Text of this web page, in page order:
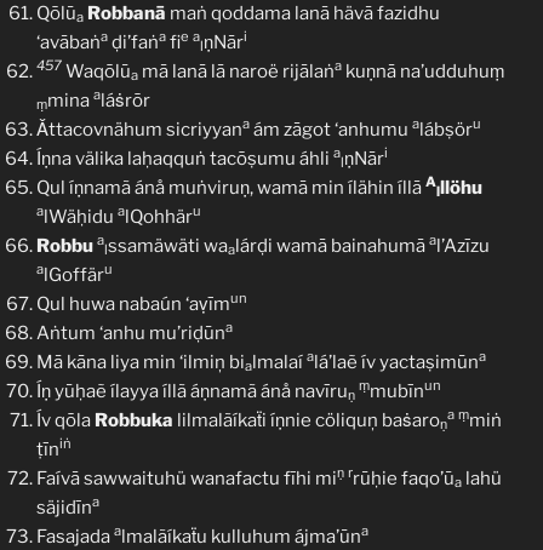
Qōlūa Robbanā maṅ qoddama lanā hävā fazidhu
‘avābaṅa ḍi’faṅa fie a
lṇNāri
457 Waqōlūa mā lanā lā naroë rijālaṅa kuṇnā na’udduhuṃ
ṃmina aláṡrōr
Ǎttacovnähum sicriyyana ám zāgot ‘anhumu alábṣöru
Íṇna välika laḥaqquṅ tacōṣumu áhli a
lṇNāri
Qul íṇnamã ánå muṅviruṇ, wamā min ílähin íllā A
lllöhu
alWäḥidu alQohhäru
Robbu a
lssamäwäti waalárḍi wamā bainahumā al’Azīzu
alGoffäru
Qul huwa nabaún ‘aṿīmun
Aṅtum ‘anhu mu’riḍūna
Mā kāna liya min ‘ilmiņ bialmalaí alá’laẽ ív yactaṣimūna
Íṇ yūḥaẽ ílayya íllã áṇnamã ánå navīruṇ
ṃmubīnun
Ív qōla Robbuka lilmalãíkaẗi íṇnie cöliquņ baṡaroṇ
a ṃmiṅ
ṭīniṅ
Faívā sawwaituhü wanafactu fīhi miṇ rrūḥie faqo’ūa lahü
säjidīna
Fasajada almalãíkaẗu kulluhum ájma’ūna